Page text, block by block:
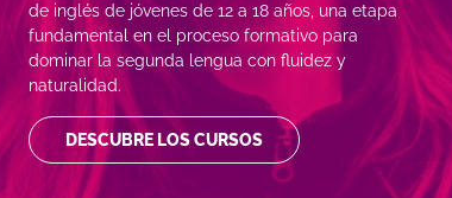
de inglés de jóvenes de 12 a 18 años, una etapa
fundamental en el proceso formativo para
dominar la segunda lengua con fluidez y
naturalidad.
DESCUBRE LOS CURSOS